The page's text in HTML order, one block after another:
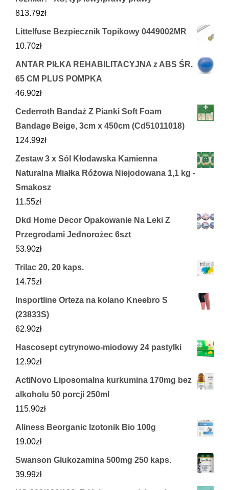
813.79zł
Littelfuse Bezpiecznik Topikowy 0449002MR
10.70zł
ANTAR PIŁKA REHABILITACYJNA z ABS ŚR.
65 CM PLUS POMPKA
46.90zł
Cederroth Bandaż Z Pianki Soft Foam
Bandage Beige, 3cm x 450cm (Cd51011018)
124.99zł
Zestaw 3 x Sól Kłodawska Kamienna
Naturalna Miałka Różowa Niejodowana 1,1 kg -
Smakosz
11.55zł
Dkd Home Decor Opakowanie Na Leki Z
Przegrodami Jednorożec 6szt
53.90zł
Trilac 20, 20 kaps.
14.75zł
Insportline Orteza na kolano Kneebro S
(23833S)
62.90zł
Hascosept cytrynowo-miodowy 24 pastylki
12.90zł
ActiNovo Liposomalna kurkumina 170mg bez
alkoholu 50 porcji 250ml
115.90zł
Aliness Beorganic Izotonik Bio 100g
19.00zł
Swanson Glukozamina 500mg 250 kaps.
39.99zł